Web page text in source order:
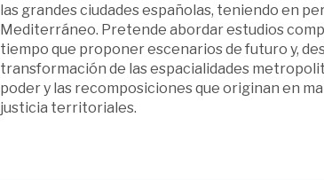
las grandes ciudades españolas, teniendo en
Mediterráneo. Pretende abordar estudios
tiempo que proponer escenarios de futuro y,
transformación de las espacialidades
poder y las recomposiciones que originan en
justicia territoriales.